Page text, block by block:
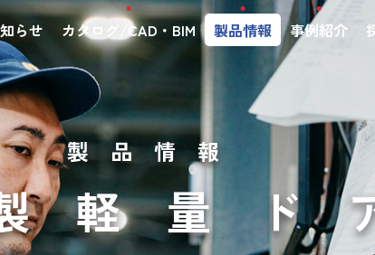
らせ カタログ/CAD・BIM 製品情報 事例紹介
製品情報
軽量ド